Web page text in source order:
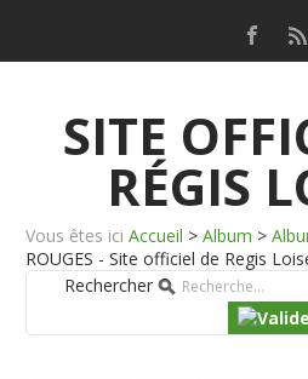
SITE
RÉGIS
Vous êtes ici Accueil > Album >
ROUGES - Site officiel de Regis
Rechercher